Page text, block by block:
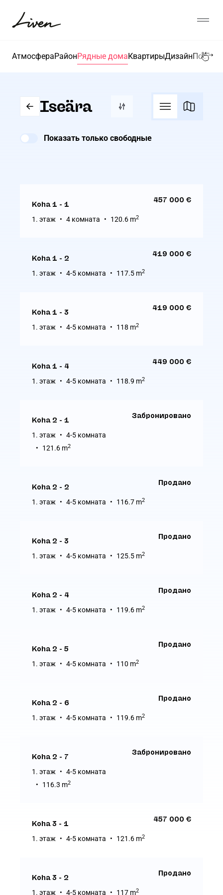
juurde
АтмосфераРайонРядные домаКвартирыДизайнПосети
Iseära
Показать только свободные
Koha 1 - 1
1. этаж 4 комната 120.6 m2
457 000 €
Koha 1 - 2
1. этаж 4-5 комната 117.5 m2
419 000 €
Koha 1 - 3
1. этаж 4-5 комната 118 m2
419 000 €
Koha 1 - 4
1. этаж 4-5 комната 118.9 m2
449 000 €
Koha 2 - 1
1. этаж
4-5 комната
121.6 m2
Забронировано
Koha 2 - 2
1. этаж 4-5 комната 116.7 m2
Продано
Koha 2 - 3
1. этаж 4-5 комната 125.5 m2
Продано
Koha 2 - 4
1. этаж 4-5 комната 119.6 m2
Продано
Koha 2 - 5
1. этаж 4-5 комната 110 m2
Продано
Koha 2 - 6
1. этаж 4-5 комната 119.6 m2
Продано
Koha 2 - 7
1. этаж
4-5 комната
116.3 m2
Забронировано
Koha 3 - 1
1. этаж 4-5 комната 121.6 m2
457 000 €
Koha 3 - 2
1. этаж 4-5 комната 117 m2
Продано